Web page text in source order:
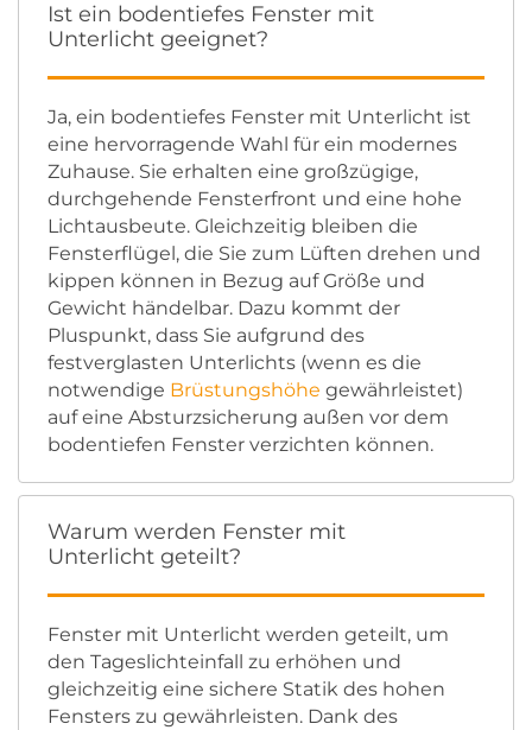
Ist ein bodentiefes Fenster mit
Unterlicht geeignet?
Ja, ein bodentiefes Fenster mit Unterlicht ist
eine hervorragende Wahl für ein modernes
Zuhause. Sie erhalten eine großzügige,
durchgehende Fensterfront und eine hohe
Lichtausbeute. Gleichzeitig bleiben die
Fensterflügel, die Sie zum Lüften drehen und
kippen können in Bezug auf Größe und
Gewicht händelbar. Dazu kommt der
Pluspunkt, dass Sie aufgrund des
festverglasten Unterlichts (wenn es die
notwendige Brüstungshöhe gewährleistet)
auf eine Absturzsicherung außen vor dem
bodentiefen Fenster verzichten können.
Warum werden Fenster mit
Unterlicht geteilt?
Fenster mit Unterlicht werden geteilt, um
den Tageslichteinfall zu erhöhen und
gleichzeitig eine sichere Statik des hohen
Fensters zu gewährleisten. Dank des